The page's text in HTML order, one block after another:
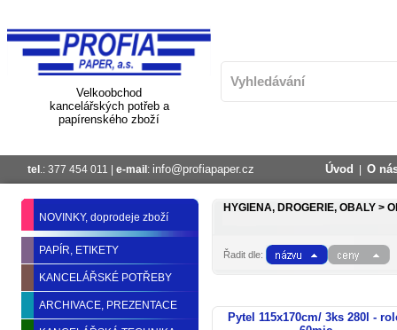
Velkoobchod
kancelářských potřeb a
papírenského zboží
tel .: 377 454 011 | e-mail : info@profiapaper.cz Úvod O
NOVINKY, doprodeje zboží
PAPÍR, ETIKETY
KANCELÁŘSKÉ POTŘEBY
ARCHIVACE, PREZENTACE
HYGIENA, DROGERIE, OBALY >
Řadit dle:
Pytel 115x170cm/ 3ks 280l -